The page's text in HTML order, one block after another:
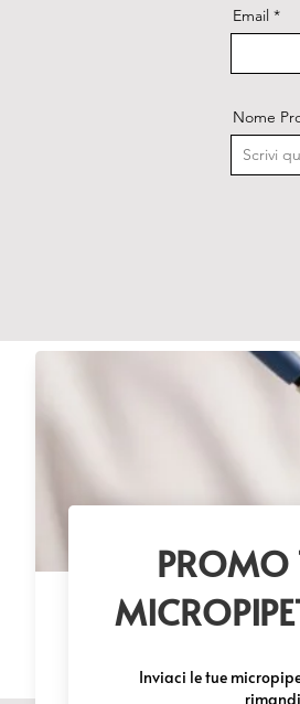
Email
Nome